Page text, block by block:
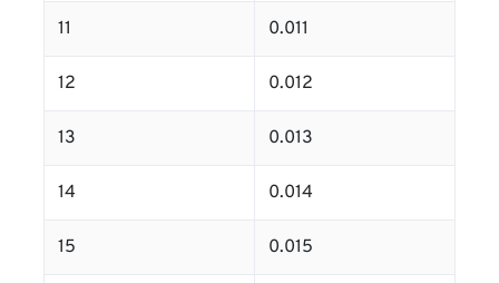
11 0.011
12 0.012
13 0.013
14 0.014
15 0.015